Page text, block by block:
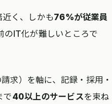
く、しかも76%が従業員
のIT化が難しいところで
求）を軸に、記録・採用・
で40以上のサービスを束ね